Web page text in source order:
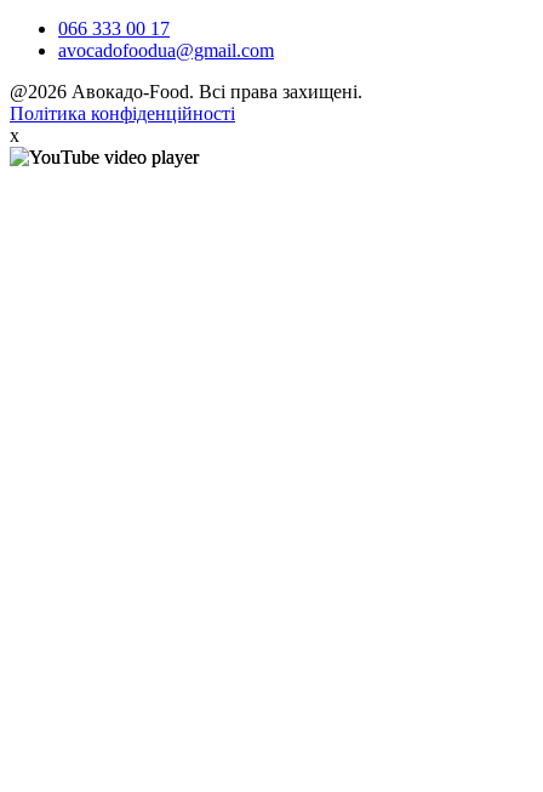
066 333 00 17
avocadofoodua@gmail.com
@2026 Авокадо-Food. Всі права захищені.
Політика конфіденційності
x